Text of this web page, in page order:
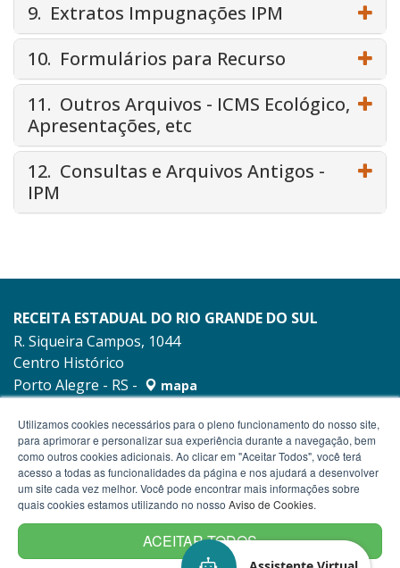
9. Extratos Impugnações IPM
10. Formulários para Recurso
11. Outros Arquivos - ICMS Ecológico,
Apresentações, etc
12. Consultas e Arquivos Antigos -
IPM
RECEITA ESTADUAL DO RIO GRANDE DO SUL
R. Siqueira Campos, 1044
Centro Histórico
Porto Alegre - RS -
mapa
Utilizamos cookies necessários para o pleno funcionamento do nosso site,
para aprimorar e personalizar sua experiência durante a navegação, bem
como outros cookies adicionais. Ao clicar em "Aceitar Todos", você terá
acesso a todas as funcionalidades da página e nos ajudará a desenvolver
um site cada vez melhor. Você pode encontrar mais informações sobre
quais cookies estamos utilizando no nosso Aviso de Cookies.
ACEITAR TODOS